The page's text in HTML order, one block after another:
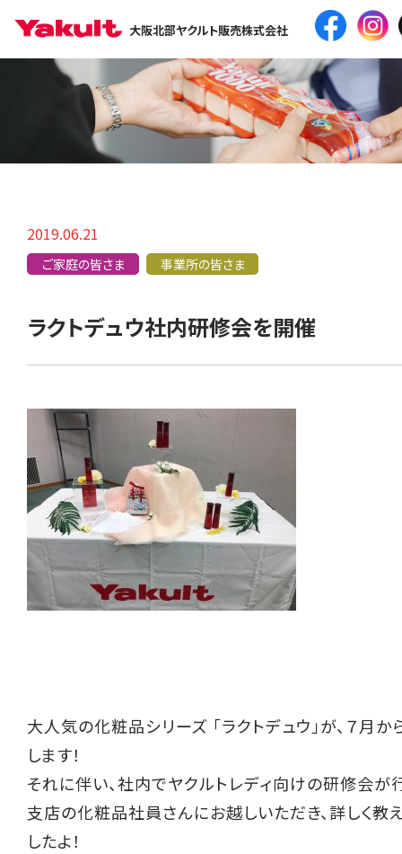
大阪北部ヤクルト販売株式会社
2019.06.21
ご家庭の皆さま 事業所の皆さま
ラクトデュウ社内研修会を開催
大人気の化粧品シリーズ 「ラクトデュウ」が、７月か
します！
それに伴い、社内でヤクルトレディ向けの研修会が
支店の化粧品社員さんにお越しいただき、詳しく教
したよ！